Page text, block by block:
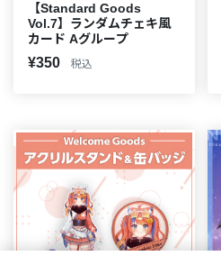
【Standard Goods
Vol.7】ランダムチェキ風
カード Aグループ
¥350 税込